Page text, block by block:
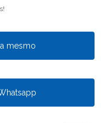
mesmo